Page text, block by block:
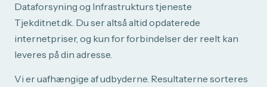
Dataforsyning og Infrastrukturs tjeneste
Tjekditnet.dk. Du ser altså altid opdaterede
internetpriser, og kun for forbindelser der reelt kan
leveres på din adresse.
Vi er uafhængige af udbyderne. Resultaterne sorteres